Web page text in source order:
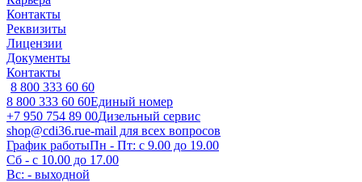
Контакты
Реквизиты
Лицензии
Документы
Контакты
8 800 333 60 60
8 800 333 60 60Единый номер
+7 950 754 89 00Дизельный сервис
shop@cdi36.rue-mail для всех вопросов
График работыПн - Пт: с 9.00 до 19.00
Сб - с 10.00 до 17.00
Вс: - выходной